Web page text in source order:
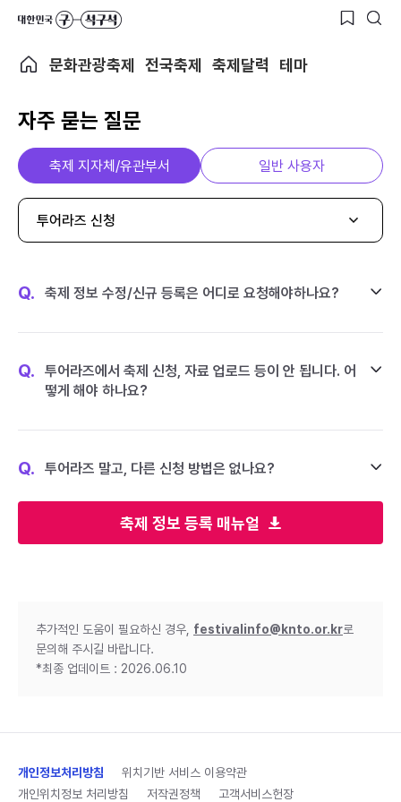
문화관광축제 전국축제 축제달력 테마
자주 묻는 질문
축제 정보 등록 매뉴얼
축제 지자체/유관부서 일반 사용자
투어라즈 신청
Q. 축제 정보 수정/신규 등록은 어디로 요청해야하나요?
Q.
투어라즈에서 축제 신청, 자료 업로드 등이 안 됩니다. 어
떻게 해야 하나요?
Q. 투어라즈 말고, 다른 신청 방법은 없나요?
추가적인 도움이 필요하신 경우, festivalinfo@knto.or.kr로
문의해 주시길 바랍니다.
*최종 업데이트 : 2026.06.10
개인정보처리방침
위치기반 서비스 이용약관
개인위치정보 처리방침
저작권정책 고객서비스헌장